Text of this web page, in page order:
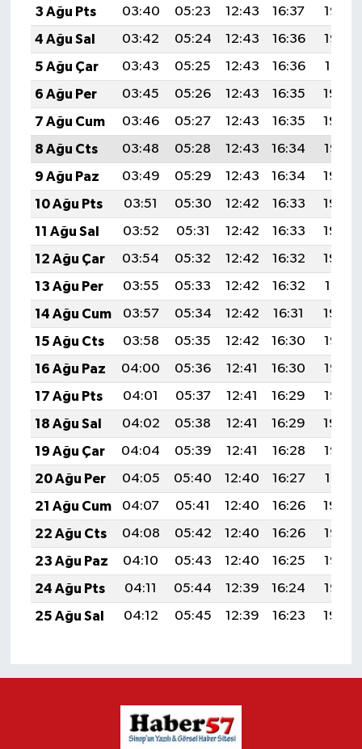
3 Ağu Pts
03:40 05:23 12:43 16:37
19:53
4 Ağu Sal
03:42 05:24 12:43 16:36
19:52
5 Ağu Çar
03:43 05:25 12:43 16:36
19:51
6 Ağu Per
03:45 05:26 12:43 16:35
19:50
7 Ağu Cum
03:46 05:27 12:43 16:35
19:49
8 Ağu Cts
03:48 05:28 12:43 16:34
19:47
9 Ağu Paz
03:49 05:29 12:43 16:34
19:46
10 Ağu Pts
03:51 05:30 12:42 16:33
19:45
11 Ağu Sal
03:52 05:31 12:42 16:33
19:44
12 Ağu Çar
03:54 05:32 12:42 16:32
19:42
13 Ağu Per
03:55 05:33 12:42 16:32
19:41
14 Ağu Cum
03:57 05:34 12:42 16:31
19:40
15 Ağu Cts
03:58 05:35 12:42 16:30
19:38
16 Ağu Paz
04:00 05:36 12:41 16:30
19:37
17 Ağu Pts
04:01 05:37 12:41 16:29
19:36
18 Ağu Sal
04:02 05:38 12:41 16:29
19:34
19 Ağu Çar
04:04 05:39 12:41 16:28
19:33
20 Ağu Per
04:05 05:40 12:40 16:27
19:31
21 Ağu Cum
04:07 05:41 12:40 16:26
19:30
22 Ağu Cts
04:08 05:42 12:40 16:26
19:28
23 Ağu Paz
04:10 05:43 12:40 16:25
19:27
24 Ağu Pts
04:11 05:44 12:39 16:24
19:25
25 Ağu Sal
04:12 05:45 12:39 16:23 19:24